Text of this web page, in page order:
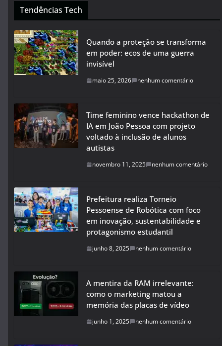
Tendências Tech
Quando a proteção se transforma
em poder: ecos de uma guerra
invisível
maio 25, 2026 nenhum comentário
Time feminino vence hackathon de
IA em João Pessoa com projeto
voltado à inclusão de alunos
autistas
novembro 11, 2025 nenhum comentário
Prefeitura realiza Torneio
Pessoense de Robótica com foco
em inovação, sustentabilidade e
protagonismo estudantil
junho 8, 2025 nenhum comentário
A mentira da RAM irrelevante:
como o marketing matou a
memória das placas de vídeo
junho 1, 2025 nenhum comentário